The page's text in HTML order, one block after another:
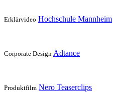
Erklärvideo Hochschule Mannheim
Corporate Design Adtance
Produktfilm Nero Teaserclips